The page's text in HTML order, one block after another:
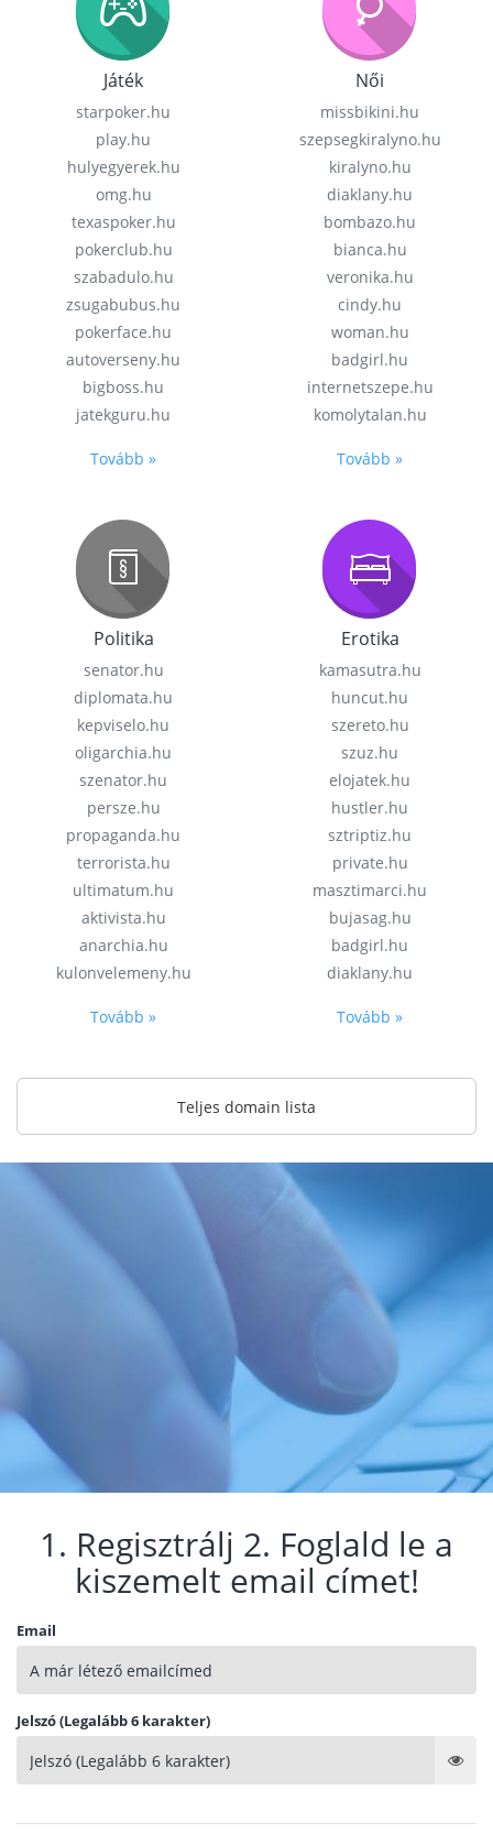
Játék
starpoker.hu
play.hu
hulyegyerek.hu
omg.hu
texaspoker.hu
pokerclub.hu
szabadulo.hu
zsugabubus.hu
pokerface.hu
autoverseny.hu
bigboss.hu
jatekguru.hu
Tovább »
Női
missbikini.hu
szepsegkiralyno.hu
kiralyno.hu
diaklany.hu
bombazo.hu
bianca.hu
veronika.hu
cindy.hu
woman.hu
badgirl.hu
internetszepe.hu
komolytalan.hu
Tovább »
Politika
senator.hu
diplomata.hu
kepviselo.hu
oligarchia.hu
szenator.hu
persze.hu
propaganda.hu
terrorista.hu
ultimatum.hu
aktivista.hu
anarchia.hu
kulonvelemeny.hu
Tovább »
Erotika
kamasutra.hu
huncut.hu
szereto.hu
szuz.hu
elojatek.hu
hustler.hu
sztriptiz.hu
private.hu
masztimarci.hu
bujasag.hu
badgirl.hu
diaklany.hu
Tovább »
Teljes domain lista
1. Regisztrálj 2. Foglald le a
kiszemelt email címet!
Email
Jelszó (Legalább 6 karakter)